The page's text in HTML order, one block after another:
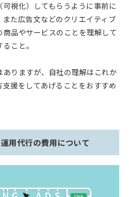
視化）してもらうように事前に
た広告文などのクリエイティブ
品やサービスのことを理解して
こと。
りますが、自社の理解はこれか
援をしてあげることをおすすめ
用代行の費用について